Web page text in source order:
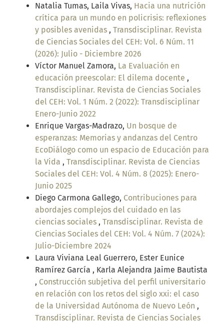
Natalia Tumas, Laila Vivas, Hacia una nutrición
crítica para un mundo en policrisis: reflexiones
y posibles avenidas , Transdisciplinar. Revista
de Ciencias Sociales del CEH: Vol. 6 Núm. 11
(2026): Julio - Diciembre 2026
Víctor Manuel Zamora, La Evaluación en
educación preescolar: El dilema docente ,
Transdisciplinar. Revista de Ciencias Sociales
del CEH: Vol. 1 Núm. 2 (2022): Transdisciplinar
Enero-Junio 2022
Enrique Vargas-Madrazo, Un bosque de
esperanzas: Memorias y andanzas del Centro
EcoDiálogo como un espacio de Educación para
la Vida , Transdisciplinar. Revista de Ciencias
Sociales del CEH: Vol. 4 Núm. 8 (2025): Enero-
Junio 2025
Diego Carmona Gallego, Contribuciones para
abordajes complejos del cuidado en las
ciencias sociales , Transdisciplinar. Revista de
Ciencias Sociales del CEH: Vol. 4 Núm. 7 (2024):
Julio-Diciembre 2024
Laura Viviana Leal Guerrero, Ester Eunice
Ramírez García , Karla Alejandra Jaime Bautista
, Construcción subjetiva del perfil universitario
en relación con los retos del siglo xxi: el caso
de la Universidad Autónoma de Nuevo León ,
Transdisciplinar. Revista de Ciencias Sociales